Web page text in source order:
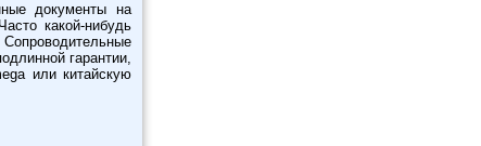
документы на
какой-нибудь
гарантии,
или китайскую